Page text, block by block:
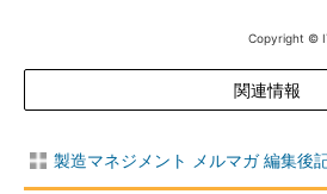
Copyright ©
関連情報
製造マネジメント メルマガ 編集後